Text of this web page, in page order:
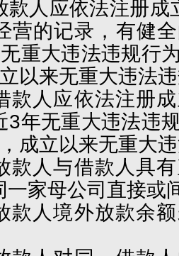
人应依法注册成
营的记录，有健
重大违法违规行
以来无重大违法
人应依法注册成
3年无重大违法违
成立以来无重大
人与借款人具有
一家母公司直接或
人境外放款余额